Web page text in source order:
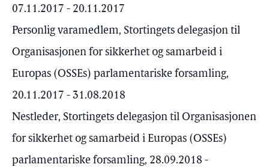
07.11.2017 - 20.11.2017
Personlig varamedlem, Stortingets delegasjon til
Organisasjonen for sikkerhet og samarbeid i
Europas (OSSEs) parlamentariske forsamling,
20.11.2017 - 31.08.2018
Nestleder, Stortingets delegasjon til Organisasjonen
for sikkerhet og samarbeid i Europas (OSSEs)
parlamentariske forsamling, 28.09.2018 -